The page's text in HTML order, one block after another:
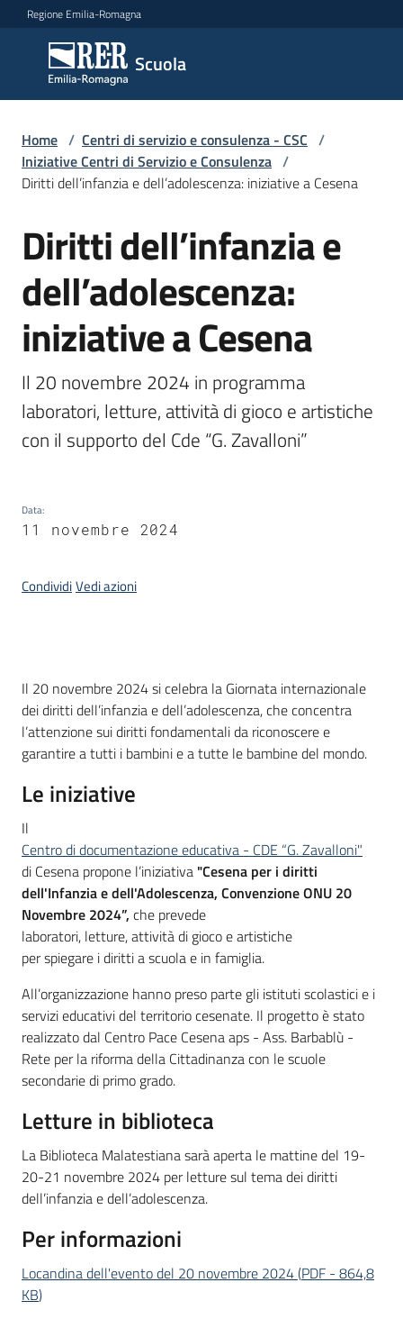
Vai al contenuto
Vai alla navigazione
Vai al footer
Regione Emilia-Romagna
Scuola
Scuola
Argomenti
Servizi
Leggi,
atti
e
bandi
Piani,
progetti
Seguici
Home / Centri di servizio e consulenza - CSC /
Iniziative Centri di Servizio e Consulenza /
Diritti dell’infanzia e dell’adolescenza: iniziative a Cesena
Salta al contenuto
Diritti dell’infanzia e
dell’adolescenza:
iniziative a Cesena
Il 20 novembre 2024 in programma
laboratori, letture, attività di gioco e artistiche
con il supporto del Cde “G. Zavalloni”
Data:
11 novembre 2024
CondividiVedi azioni
Introduzione
Il 20 novembre 2024 si celebra la Giornata internazionale
dei diritti dell’infanzia e dell’adolescenza, che concentra
l’attenzione sui diritti fondamentali da riconoscere e
garantire a tutti i bambini e a tutte le bambine del mondo.
Le iniziative
Il
Centro di documentazione educativa - CDE “G. Zavalloni"
di Cesena propone l’iniziativa "Cesena per i diritti
dell'Infanzia e dell'Adolescenza, Convenzione ONU 20
Novembre 2024”, che prevede
laboratori, letture, attività di gioco e artistiche
per spiegare i diritti a scuola e in famiglia.
All’organizzazione hanno preso parte gli istituti scolastici e i
servizi educativi del territorio cesenate. Il progetto è stato
realizzato dal Centro Pace Cesena aps - Ass. Barbablù -
Rete per la riforma della Cittadinanza con le scuole
secondarie di primo grado.
Letture in biblioteca
La Biblioteca Malatestiana sarà aperta le mattine del 19-
20-21 novembre 2024 per letture sul tema dei diritti
dell’infanzia e dell’adolescenza.
Per informazioni
Locandina dell'evento del 20 novembre 2024(PDF - 864,8
KB)